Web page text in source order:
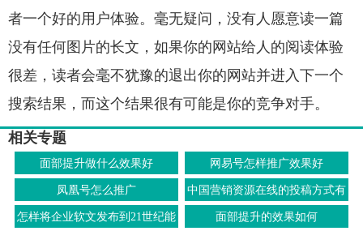
者一个好的用户体验。毫无疑问，没有人愿意读一篇
没有任何图片的长文，如果你的网站给人的阅读体验
很差，读者会毫不犹豫的退出你的网站并进入下一个
搜索结果，而这个结果很有可能是你的竞争对手。
相关专题
面部提升做什么效果好 网易号怎样推广效果好
凤凰号怎么推广
中国营销资源在线的投稿方式有
哪些
怎样将企业软文发布到21世纪能
面部提升的效果如何